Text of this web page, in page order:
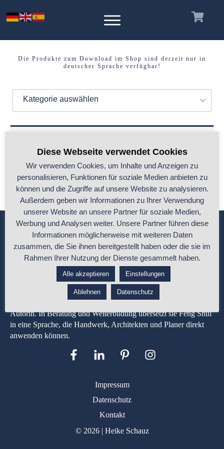
Die Produkte zum Download im Shop sind derzeit nur in
deutscher Sprache verfügbar!
Kategorie auswählen
deiner Auswahl entsprechen.
Heike Schauz ist Malermeisterin und Feng-Shui-Expertin mit
über 35 Jahren Berufserfahrung in Gestaltung, Materialwirkung
und Raumplanung. Entwicklerin der apprico COLOURS® und
Autorin. In Beratung und Weiterbildung übersetzt sie Feng Shui
in eine Sprache, die Handwerk, Architekten und Planer direkt
anwenden können.
Impressum
Datenschutz
Kontakt
© 2026 | Heike Schauz
Diese Webseite verwendet Cookies
Wir verwenden Cookies, um Inhalte und Anzeigen zu
personalisieren, Funktionen für soziale Medien anbieten zu
können und die Zugriffe auf unsere Website zu analysieren.
Außerdem geben wir Informationen zu Ihrer Verwendung
unserer Website an unsere Partner für soziale Medien,
Werbung und Analysen weiter. Unsere Partner führen diese
Informationen möglicherweise mit weiteren Daten
zusammen, die Sie ihnen bereitgestellt haben oder die sie im
Rahmen Ihrer Nutzung der Dienste gesammelt haben.
Alle akzeptieren Einstellungen
Ablehnen Datenschutz